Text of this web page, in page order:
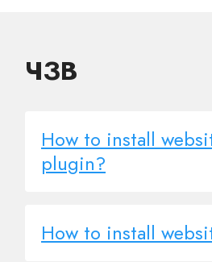
ЧЗВ
How to install
plugin?
How to install